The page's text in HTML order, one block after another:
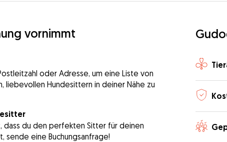
vornimmt
oder Adresse, um eine Liste von
liebevollen Hundesittern in deiner Nähe zu
dass du den perfekten Sitter für deinen
sende eine Buchungsanfrage!